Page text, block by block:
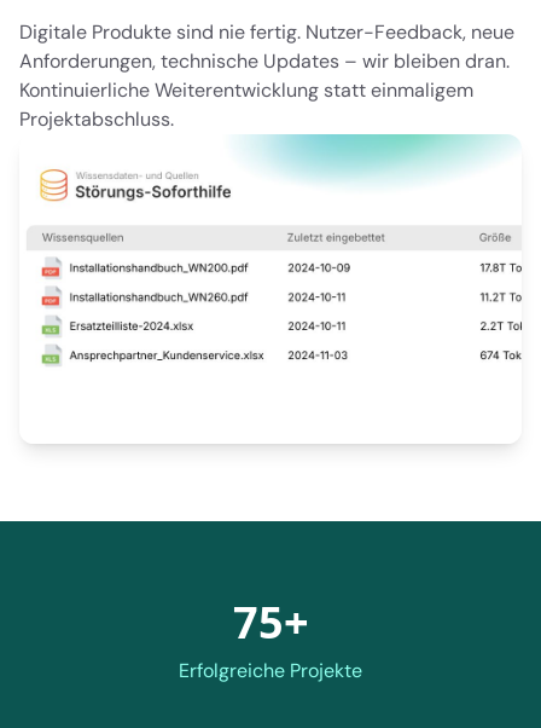
Digitale Produkte sind nie fertig. Nutzer-Feedback, neue
Anforderungen, technische Updates – wir bleiben dran.
Kontinuierliche Weiterentwicklung statt einmaligem
Projektabschluss.
75+
Erfolgreiche Projekte